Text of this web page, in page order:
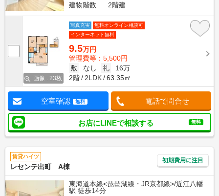
建物階数
2階建
画像 : 23枚
写真充実
無料オンライン相談可
インターネット無料
9.5万円
管理費等：5,500円
敷
なし 礼
16万
2階
2LDK 63.35㎡
空室確認 無料 電話で問合せ
お店にLINEで相談する 無料
賃貸ハイツ
レセンテ出町 A棟
初期費用に注目
東海道本線<琵琶湖線・JR京都線>/近江八幡
駅 徒歩14分